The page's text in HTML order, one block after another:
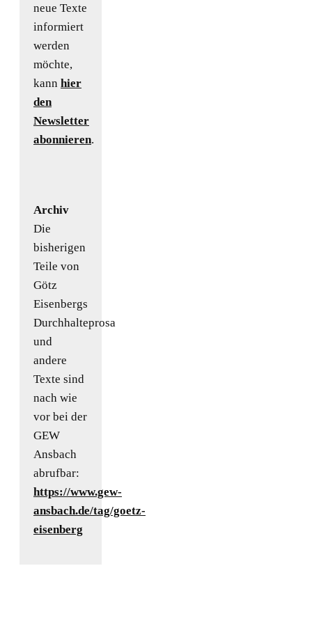
neue Texte
informiert
werden
möchte,
kann hier
den
Newsletter
abonnieren.
Archiv
Die
bisherigen
Teile von
Götz
Eisenbergs
Durchhalteprosa
und
andere
Texte sind
nach wie
vor bei der
GEW
Ansbach
abrufbar:
https://www.gew-
ansbach.de/tag/goetz-
eisenberg